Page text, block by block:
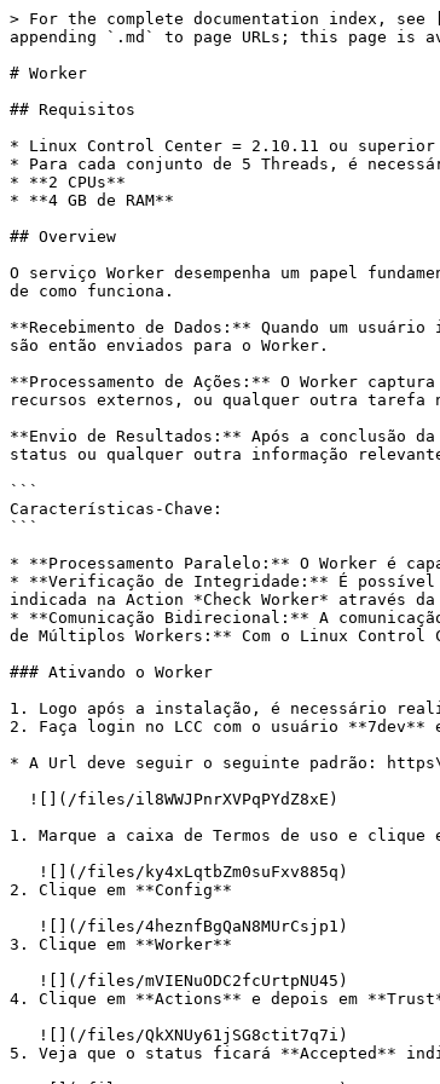
> For the complete documentation index,
appending `.md` to page URLs; this page is
# Worker
## Requisitos
* Linux Control Center = 2.10.11 ou superior
* Para cada conjunto de 5 Threads, é
* **2 CPUs**
* **4 GB de RAM**
## Overview
O serviço Worker desempenha um papel
de como funciona.
**Recebimento de Dados:** Quando um
são então enviados para o Worker.
**Processamento de Ações:** O Worker
recursos externos, ou qualquer outra tarefa
**Envio de Resultados:** Após a conclusão
status ou qualquer outra informação
```
Características-Chave:
```
* **Processamento Paralelo:** O Worker é
* **Verificação de Integridade:** É possível
indicada na Action *Check Worker* através
* **Comunicação Bidirecional:** A
de Múltiplos Workers:** Com o Linux
### Ativando o Worker
1. Logo após a instalação, é necessário
2. Faça login no LCC com o usuário **7dev**
* A Url deve seguir o seguinte padrão:
1. Marque a caixa de Termos de uso e clique
2. Clique em **Config**
3. Clique em **Worker**
4. Clique em **Actions** e depois em
5. Veja que o status ficará **Accepted**